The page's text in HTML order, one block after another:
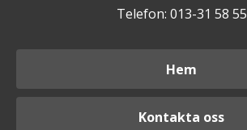
Telefon: 013-31 58 55
Hem
Kontakta oss